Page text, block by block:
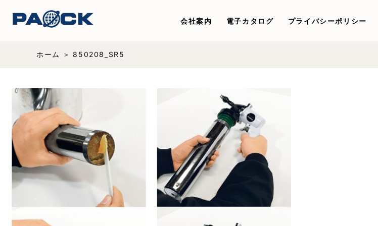
会社案内 電子カタログ プライバシーポリシー
ホーム 850208_SR5